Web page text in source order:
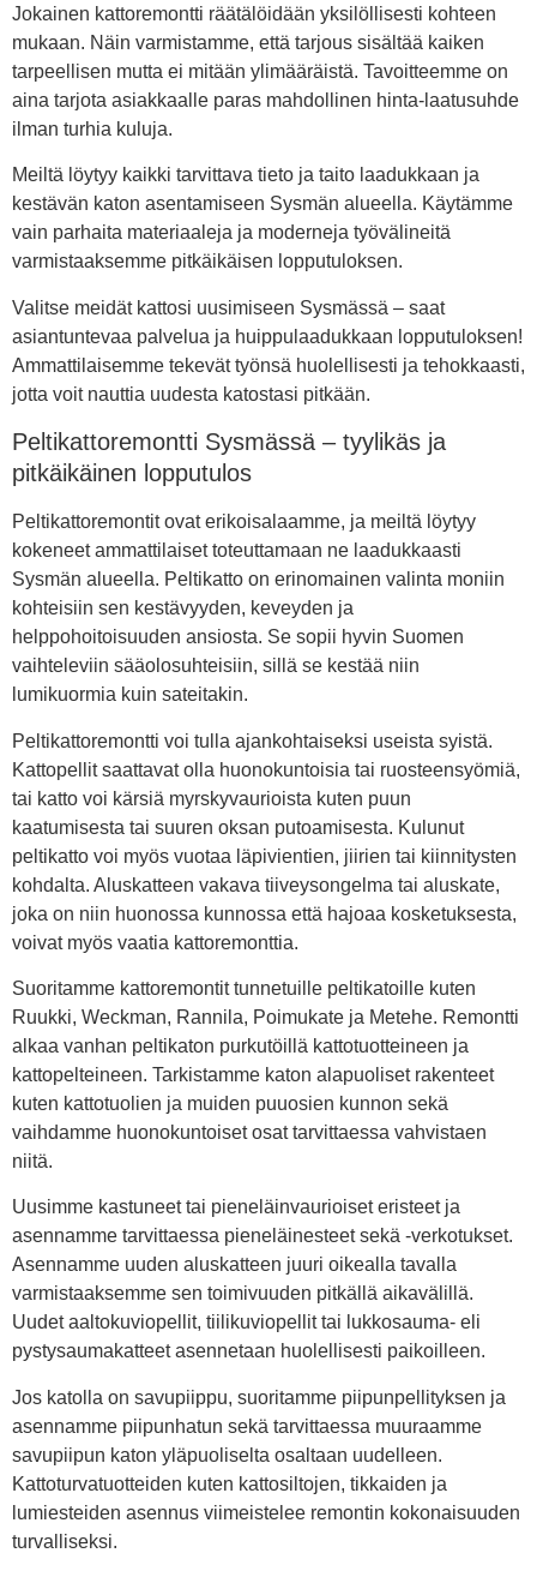
Jokainen kattoremontti räätälöidään yksilöllisesti kohteen
mukaan. Näin varmistamme, että tarjous sisältää kaiken
tarpeellisen mutta ei mitään ylimääräistä. Tavoitteemme on
aina tarjota asiakkaalle paras mahdollinen hinta-laatusuhde
ilman turhia kuluja.
Meiltä löytyy kaikki tarvittava tieto ja taito laadukkaan ja
kestävän katon asentamiseen Sysmän alueella. Käytämme
vain parhaita materiaaleja ja moderneja työvälineitä
varmistaaksemme pitkäikäisen lopputuloksen.
Valitse meidät kattosi uusimiseen Sysmässä – saat
asiantuntevaa palvelua ja huippulaadukkaan lopputuloksen!
Ammattilaisemme tekevät työnsä huolellisesti ja tehokkaasti,
jotta voit nauttia uudesta katostasi pitkään.
Peltikattoremontti Sysmässä – tyylikäs ja
pitkäikäinen lopputulos
Peltikattoremontit ovat erikoisalaamme, ja meiltä löytyy
kokeneet ammattilaiset toteuttamaan ne laadukkaasti
Sysmän alueella. Peltikatto on erinomainen valinta moniin
kohteisiin sen kestävyyden, keveyden ja
helppohoitoisuuden ansiosta. Se sopii hyvin Suomen
vaihteleviin sääolosuhteisiin, sillä se kestää niin
lumikuormia kuin sateitakin.
Peltikattoremontti voi tulla ajankohtaiseksi useista syistä.
Kattopellit saattavat olla huonokuntoisia tai ruosteensyömiä,
tai katto voi kärsiä myrskyvaurioista kuten puun
kaatumisesta tai suuren oksan putoamisesta. Kulunut
peltikatto voi myös vuotaa läpivientien, jiirien tai kiinnitysten
kohdalta. Aluskatteen vakava tiiveysongelma tai aluskate,
joka on niin huonossa kunnossa että hajoaa kosketuksesta,
voivat myös vaatia kattoremonttia.
Suoritamme kattoremontit tunnetuille peltikatoille kuten
Ruukki, Weckman, Rannila, Poimukate ja Metehe. Remontti
alkaa vanhan peltikaton purkutöillä kattotuotteineen ja
kattopelteineen. Tarkistamme katon alapuoliset rakenteet
kuten kattotuolien ja muiden puuosien kunnon sekä
vaihdamme huonokuntoiset osat tarvittaessa vahvistaen
niitä.
Uusimme kastuneet tai pieneläinvaurioiset eristeet ja
asennamme tarvittaessa pieneläinesteet sekä -verkotukset.
Asennamme uuden aluskatteen juuri oikealla tavalla
varmistaaksemme sen toimivuuden pitkällä aikavälillä.
Uudet aaltokuviopellit, tiilikuviopellit tai lukkosauma- eli
pystysaumakatteet asennetaan huolellisesti paikoilleen.
Jos katolla on savupiippu, suoritamme piipunpellityksen ja
asennamme piipunhatun sekä tarvittaessa muuraamme
savupiipun katon yläpuoliselta osaltaan uudelleen.
Kattoturvatuotteiden kuten kattosiltojen, tikkaiden ja
lumiesteiden asennus viimeistelee remontin kokonaisuuden
turvalliseksi.